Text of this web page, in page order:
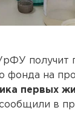
получит
фонда на
первых
в